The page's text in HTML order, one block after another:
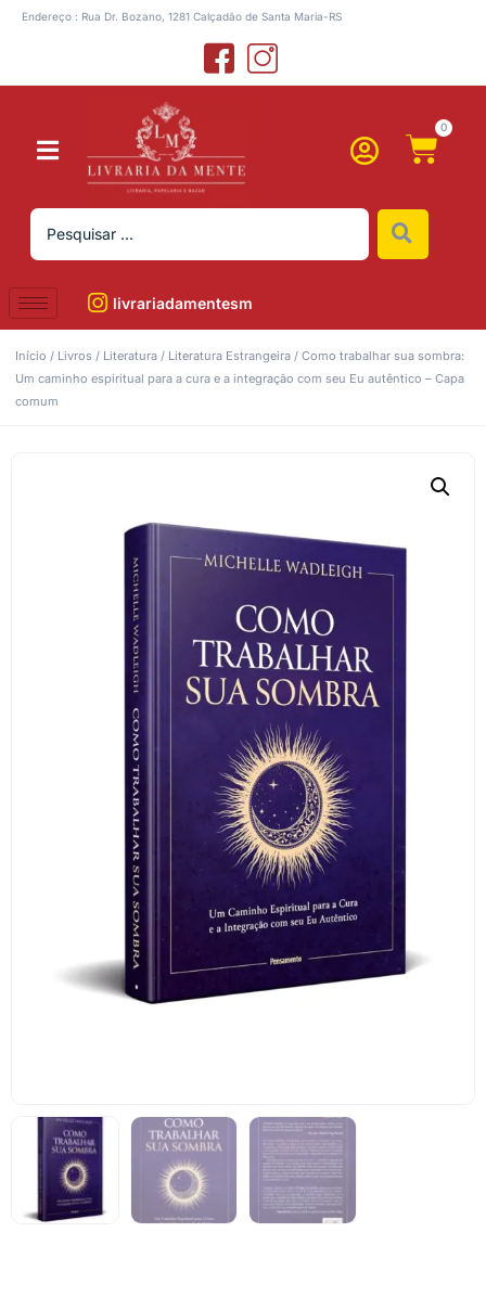
Endereço : Rua Dr. Bozano, 1281 Calçadão de Santa Maria-RS
0
livrariadamentesm
Início / Livros / Literatura / Literatura Estrangeira / Como trabalhar sua sombra:
Um caminho espiritual para a cura e a integração com seu Eu autêntico – Capa
comum